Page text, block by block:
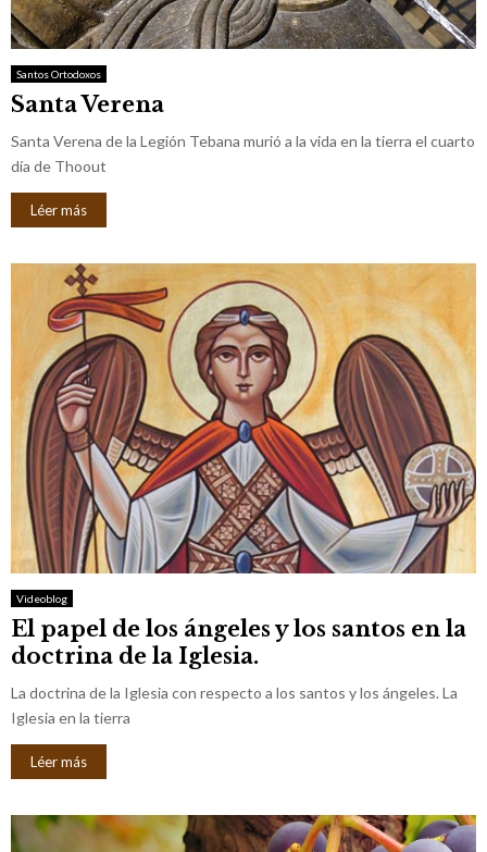
Santos Ortodoxos
Santa Verena
Santa Verena de la Legión Tebana murió a la vida en la tierra el cuarto
día de Thoout
Léer más
Videoblog
El papel de los ángeles y los santos en la
doctrina de la Iglesia.
La doctrina de la Iglesia con respecto a los santos y los ángeles. La
Iglesia en la tierra
Léer más